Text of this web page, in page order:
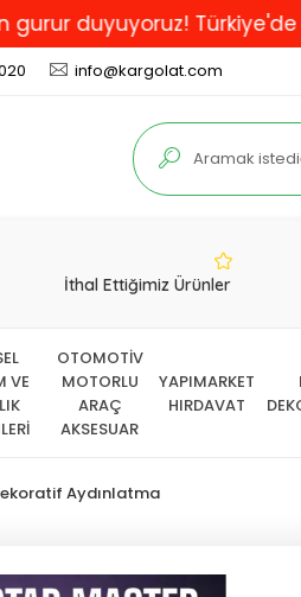
Türkiye'de En İyi
info@kargolat.com
İthal Ettiğimiz Ürünler
VE
OTOMOTİV
MOTORLU
ARAÇ
AKSESUAR
YAPIMARKET
HIRDAVAT
Aydınlatma